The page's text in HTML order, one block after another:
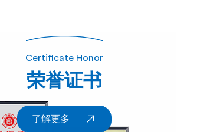
Certificate Honor
荣誉证书
了解更多